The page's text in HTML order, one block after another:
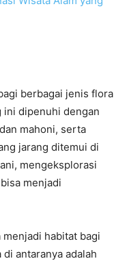
berbagai jenis flora
ini dipenuhi dengan
mahoni, serta
jarang ditemui di
mengeksplorasi
menjadi
habitat bagi
antaranya adalah